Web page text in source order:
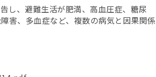
し、避難生活が肥満、高血圧症、糖尿
害、多血症など、複数の病気と因果関係